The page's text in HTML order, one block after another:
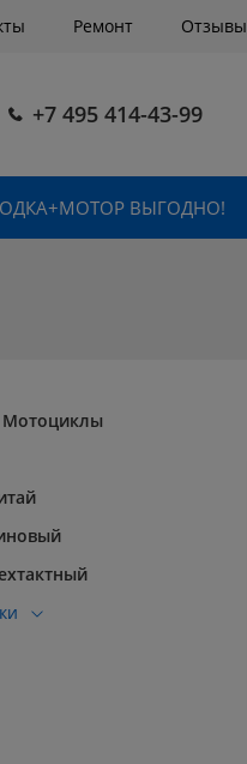
Ремонт Отзывы
+7 495 414-43-99
ВЫГОДНО!
Мотоциклы